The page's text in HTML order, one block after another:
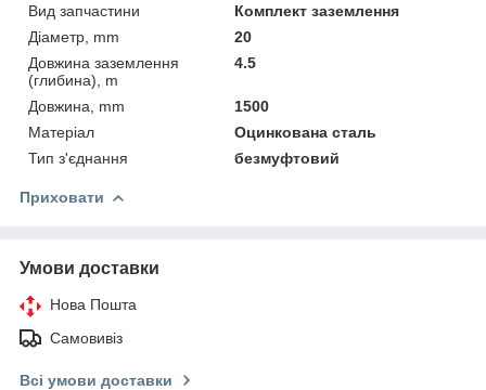
Вид запчастини
Комплект заземлення
Діаметр, mm
20
Довжина заземлення
(глибина), m
4.5
Довжина, mm
1500
Матеріал
Оцинкована сталь
Тип з'єднання
безмуфтовий
Приховати
Умови доставки
Нова Пошта
Самовивіз
Всі умови доставки